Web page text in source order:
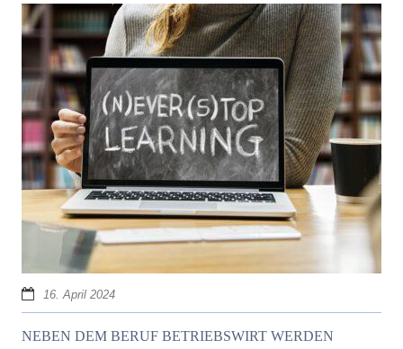
16. April 2024
NEBEN DEM BERUF BETRIEBSWIRT WERDEN